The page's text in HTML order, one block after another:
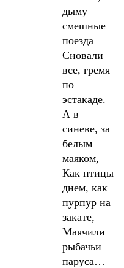
дыму
смешные
поезда
Сновали
все, гремя
по
эстакаде.
А в
синеве, за
белым
маяком,
Как птицы
днем, как
пурпур на
закате,
Маячили
рыбачьи
паруса…